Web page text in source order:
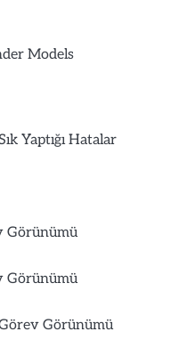
Models
Yaptığı Hatalar
Görünümü
Görünümü
Görünümü